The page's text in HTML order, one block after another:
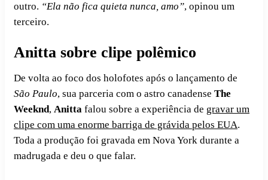
outro. “Ela não fica quieta nunca, amo”, opinou um
terceiro.
Anitta sobre clipe polêmico
De volta ao foco dos holofotes após o lançamento de
São Paulo, sua parceria com o astro canadense The
Weeknd, Anitta falou sobre a experiência de gravar um
clipe com uma enorme barriga de grávida pelos EUA.
Toda a produção foi gravada em Nova York durante a
madrugada e deu o que falar.